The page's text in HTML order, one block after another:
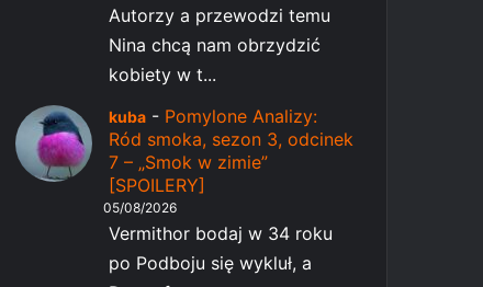
Autorzy a przewodzi temu
Nina chcą nam obrzydzić
kobiety w t...
kuba - Pomylone Analizy:
Ród smoka, sezon 3, odcinek
7 – „Smok w zimie”
[SPOILERY]
05/08/2026
Vermithor bodaj w 34 roku
po Podboju się wykluł, a